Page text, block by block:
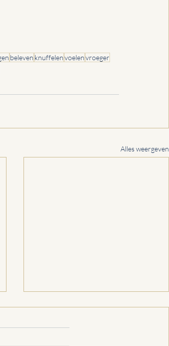
beleven knuffelenvoelenvroeger
Alles weergeven